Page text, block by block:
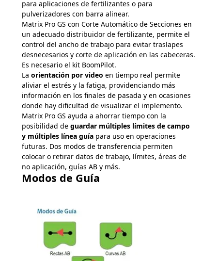
para aplicaciones de fertilizantes o para
pulverizadores con barra alinear.
Matrix Pro GS con Corte Automático de Secciones en
un adecuado distribuidor de fertilizante, permite el
control del ancho de trabajo para evitar traslapes
desnecesarios y corte de aplicación en las cabeceras.
Es necesario el kit BoomPilot.
La orientación por video en tiempo real permite
aliviar el estrés y la fatiga, providenciando más
información en los finales de pasada y en ocasiones
donde hay dificultad de visualizar el implemento.
Matrix Pro GS ayuda a ahorrar tiempo con la
posibilidad de guardar múltiples límites de campo
y múltiples línea guíapara uso en operaciones
futuras. Dos modos de transferencia permiten
colocar o retirar datos de trabajo, límites, áreas de
no aplicación, guías AB y más.
Modos de Guía